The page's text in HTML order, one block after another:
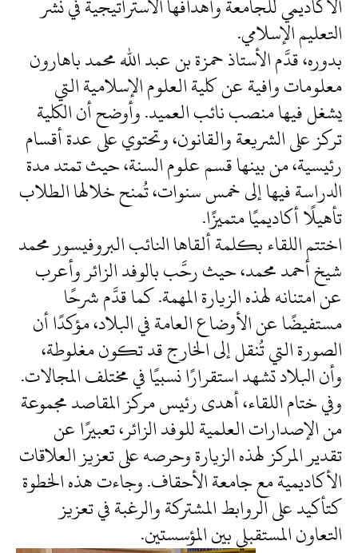
التعليم الإسلامي.
بدوره، قدَّم الأستاذ حمزة بن عبد الله محمد باهارون
معلومات وافية عن كلية العلوم الإسلامية التي
يشغل فيها منصب نائب العميد. وأوضح أن الكلية
تركز على الشريعة والقانون، وتحتوي على عدة أقسام
رئيسية، من بينها قسم علوم السنة، حيث تمتد مدة
الدراسة فيها إلى خمس سنوات، تُمنح خلالها الطلاب
تأهيلًا أكاديميًا متميزًا.
اختتم اللقاء بكلمة ألقاها النائب البروفيسور محمد
شيخ أحمد محمد، حيث رحَّب بالوفد الزائر وأعرب
عن امتنانه لهذه الزيارة المهمة. كما قدَّم شرحًا
مستفيضًا عن الأوضاع العامة في البلاد، مؤكدًا أن
الصورة التي تُنقل إلى الخارج قد تكون مغلوطة،
وأن البلاد تشهد استقرارًا نسبيًا في مختلف المجالات.
وفي ختام اللقاء، أهدى رئيس مركز المقاصد مجموعة
من الإصدارات العلمية للوفد الزائر، تعبيرًا عن
تقدير المركز لهذه الزيارة وحرصه على تعزيز العلاقات
الأكاديمية مع جامعة الأحقاف. وجاءت هذه الخطوة
كتأكيد على الروابط المشتركة والرغبة في تعزيز
التعاون المستقبلي بين المؤسستين.